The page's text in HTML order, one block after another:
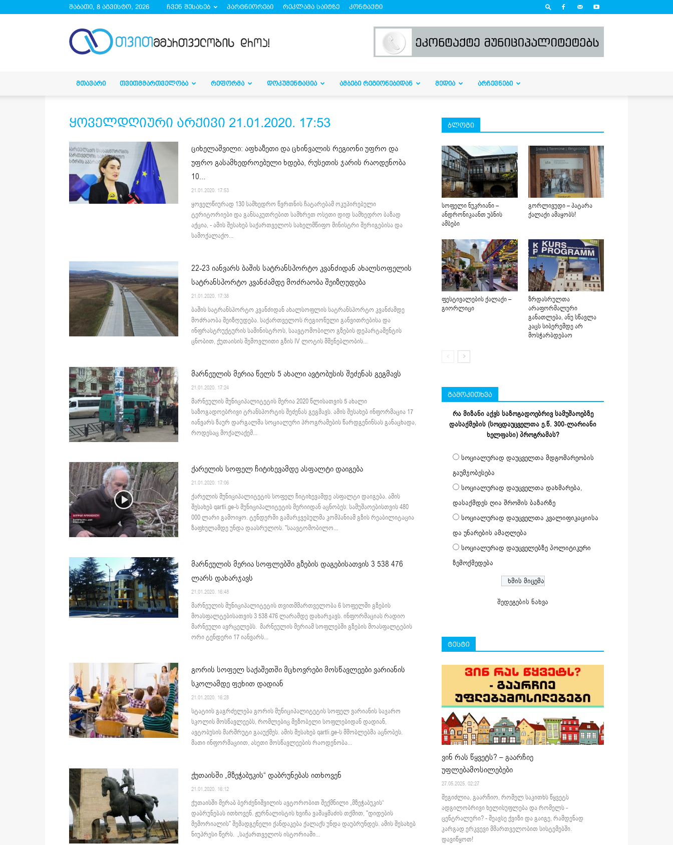
შაბათი, 8 აგვისტო, 2026 ჩვენ შესახებ პარტნიორები რეკლამა საიტზე კონტაქტი
ᲛᲗᲐᲕᲐᲠᲘ ᲗᲕᲘᲗᲛᲛᲐᲠᲗᲕᲔᲚᲝᲑᲐ ᲠᲔᲤᲝᲠᲛᲐ ᲓᲝᲙᲣᲛᲔᲜᲢᲐᲪᲘᲐ ᲐᲛᲑᲔᲑᲘ ᲠᲔᲒᲘᲝᲜᲔᲑᲘᲓᲐᲜ ᲛᲔᲓᲘᲐ ᲐᲠᲩᲔᲕᲜᲔᲑᲘ
ყოველდღიური არქივი 21.01.2020. 17:53
ციხელაშვილი: აფხაზეთი და ცხინვალის რეგიონი უფრო და
უფრო გასამხედროებული ხდება, რუსეთის ჯარის რაოდენობა
10...
21.01.2020. 17:53
ყოველწიურად 130 სამხედრო წვრთნის ჩატარებამ ოკუპირებული
ტერიტორიები და განსაკუთრებით სამხრეთ ოსეთი დიდ სამხედრო ბაზად
აქცია, - ამის შესახებ საქართველოს სახელმწიფო მინისტრი შერიგებისა და
სამოქალაქო...
22-23 იანვარს ბაშის სატრანსპორტო კვანძიდან ახალსოფელის
სატრანსპორტო კვანძამდე მოძრაობა შეიზღუდება
21.01.2020. 17:38
ბაშის სატრანსპორტო კვანძიდან ახალსოფლის სატრანსპორტო კვანძამდე
მოძრაობა შეიზღუდება. საქართველოს რეგიონული განვითრებისა და
ინფრასტრუქტურის სამინისტროს, საავტომობილო გზების დეპარტამენტის
ცნობით, ქუთაისის შემოვლითი გზის IV ლოტის მშენებლობის...
მარნეულის მერია წელს 5 ახალი ავტობუსის შეძენას გეგმავს
21.01.2020. 17:24
მარნეულის მუნიციპალიტეტის მერია 2020 წლისათვის 5 ახალი
საზოგადოებრივი ტრანსპორტის შეძენას გეგმავს. ამის შესახებ ინფორმაცია 17
იანვარს ზაურ დარგალმა სოციალური პროგრამების წარდგენინსას განაცხადა,
როდესაც მოქალაქემ...
ქარელის სოფელ ჩიტიხევამდე ასფალტი დაიგება
21.01.2020. 17:06
ქარელის მუნიციპალიტეტის სოფელ ჩიტიხევამდე ასფალტი დაიგება. ამის
შესახებ qartli.ge-ს მუნიციპალიტეტის მერიიდან აცნობეს. სამუშაოებისთვის 480
000 ლარი გამოიყო. ტენდერში გამარჯვებულმა კომპანიამ გზის რეაბილიტაცია
ზაფხულამდე უნდა დაასრულოს. "საავტომობილო...
მარნეულის მერია სოფლებში გზების დაგებისათვის 3 538 476
ლარს დახარჯავს
21.01.2020. 16:48
მარნეულის მუნიციპალიტეტის თვითმმართველობა 6 სოფელში გზების
მოასფალტებისათვის 3 538 476 ლარამდე დახარჯავს. ინფორმაციას რადიო
მარნეული ავრცელებს. მარნეულის მერიამ სოფლებში გზების მოასფალტების
ორი ტენდერი 17 იანვარს...
გორის სოფელ საქაშეთში მცხოვრები მოსწავლეები ვარიანის
სკოლამდე ფეხით დადიან
21.01.2020. 16:28
სტატიის გაგრძელება გორის მუნიციპალიტეტის სოფელ ვარიანის საჯარო
სკოლის მოსწავლეებს, რომლებიც მეზობელი სოფლებიდან დადიან,
ავტობუსის მარშრუტი გააუქმეს. ამის შესახებ qartli.ge-ს მშობლებმა აცნობეს.
მათი ინფორმაციით, ასეთი მოსწავლეების რაოდენობა...
ქუთაისში „მზეჭაბუკის“ დაბრუნებას ითხოვენ
21.01.2020. 16:12
ქუთაისში მერაბ ბერძენიშვილის ავტორობით შექმნილი „მზეჭაბუკის“
დაბრუნებას ითხოვენ. ჟურნალისტის ხვიჩა ვაშაყმაძის თქმით, "დიდების
მემორიალის" შემადგენელი ქანდაკება ქალაქს უნდა დაუბრუნდეს. ამის შესახებ
ნიუპრესი წერს. „საქართველოს ისტორიაში...
ბლოგი
სოფელი ნუკრიანი –
ანდრონიკაანთ უბნის
ამბები
გორლივუდი – პატარა
ქალაქი ამაყობს!
ფესტივალების ქალაქი –
გიორლიცი
ზრდასრულთა
არაფორმალური
განათლება, ანუ სწავლა
კაცს სიბერემდე არ
მოსჭარბდებაო
გამოკითხვა
რა მიზანი აქვს საზოგადოებრივ სამუშაოებზე
დასაქმების (სოცდაუცველთა ე.წ. 300-ლარიანი
ხელფასი) პროგრამას?
სოციალურად დაუცველთა მდგომარეობის
გაუმჯობესება
სოციალურად დაუცველთა დახმარება,
დასაქმდეს ღია შრომის ბაზარზე
სოციალურად დაუცველთა კვალიფიკაციისა
და უნარების ამაღლება
სოციალურად დაუცველებზე პოლიტიკური
ზემოქმედება
შედეგების ნახვა
ტესტი
ვინ რას წყვეტს? – გაარჩიე
უფლებამოსილებები
27.05.2025. 02:27
შეგიძლია, გაარჩიო, რომელ საკითხს წყვეტს
ადგილობრივი ხელისუფლება და რომელს -
ცენტრალური? - შეავსე ქვიზი და გაიგე, რამდენად
კარგად ერკვევი მმართველობით სისტემებში.
დავიწყოთ!